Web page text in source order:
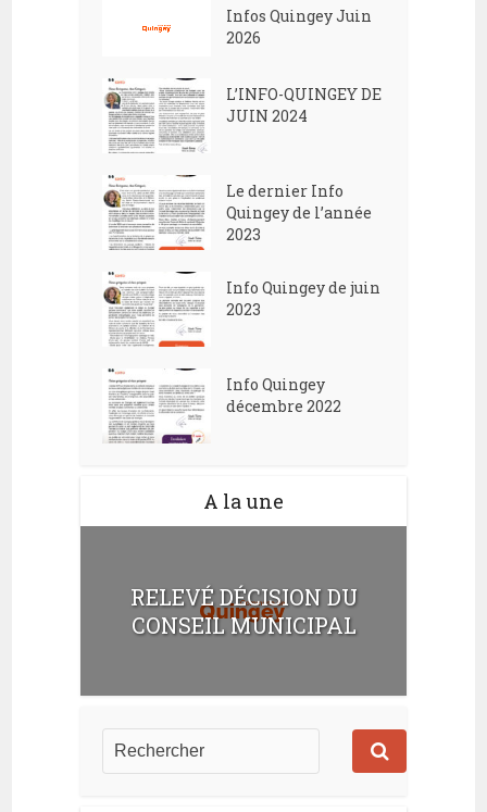
Infos Quingey Juin
2026
L’INFO-QUINGEY DE
JUIN 2024
Le dernier Info
Quingey de l’année
2023
Info Quingey de juin
2023
Info Quingey
décembre 2022
A la une
RELEVÉ DÉCISION DU
CONSEIL MUNICIPAL